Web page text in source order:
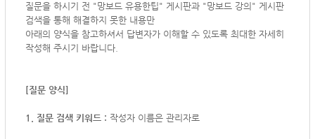
질문을 하시기 전 "망보드 유용한팁" 게시판과 "망보드 강의" 게시판
검색을 통해 해결하지 못한 내용만
아래의 양식을 참고하셔서 답변자가 이해할 수 있도록 최대한 자세히
작성해 주시기 바랍니다.
[질문 양식]
1. 질문 검색 키워드 : 작성자 이름은 관리자로